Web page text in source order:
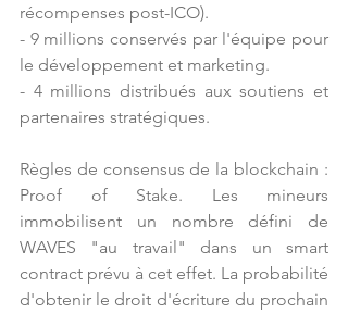
récompenses post-ICO).
- 9 millions conservés par l'équipe pour
le développement et marketing.
- 4 millions distribués aux soutiens et
partenaires stratégiques.
Règles de consensus de la blockchain :
Proof of Stake. Les mineurs
immobilisent un nombre défini de
WAVES "au travail" dans un smart
contract prévu à cet effet. La probabilité
d'obtenir le droit d'écriture du prochain